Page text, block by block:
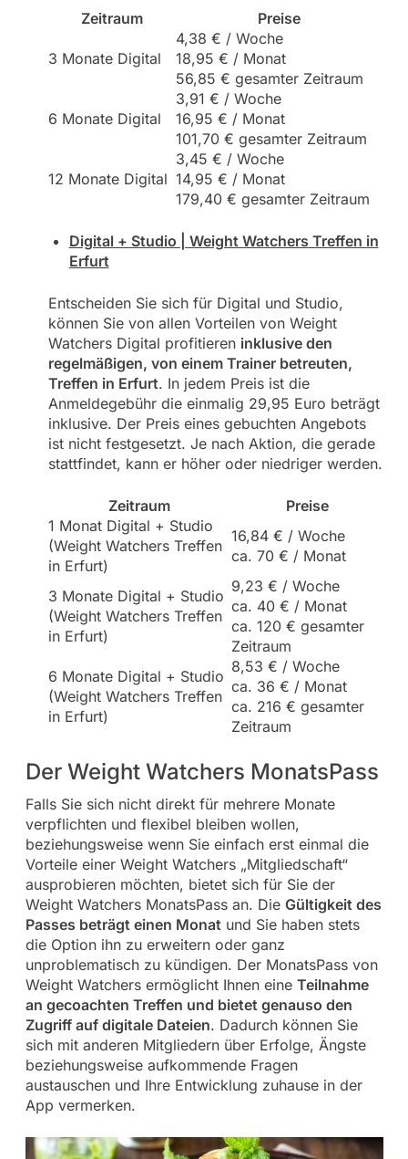
Zeitraum Preise
3 Monate Digital
4,38 € / Woche
18,95 € / Monat
56,85 € gesamter Zeitraum
6 Monate Digital
3,91 € / Woche
16,95 € / Monat
101,70 € gesamter Zeitraum
12 Monate Digital
3,45 € / Woche
14,95 € / Monat
179,40 € gesamter Zeitraum
Digital + Studio | Weight Watchers Treffen in
Erfurt
Entscheiden Sie sich für Digital und Studio,
können Sie von allen Vorteilen von Weight
Watchers Digital profitieren inklusive den
regelmäßigen, von einem Trainer betreuten,
Treffen in Erfurt. In jedem Preis ist die
Anmeldegebühr die einmalig 29,95 Euro beträgt
inklusive. Der Preis eines gebuchten Angebots
ist nicht festgesetzt. Je nach Aktion, die gerade
stattfindet, kann er höher oder niedriger werden.
Zeitraum
Preise
1 Monat Digital + Studio
(Weight Watchers Treffen
in Erfurt)
16,84 € / Woche
ca. 70 € / Monat
3 Monate Digital + Studio
(Weight Watchers Treffen
in Erfurt)
9,23 € / Woche
ca. 40 € / Monat
ca. 120 € gesamter
Zeitraum
6 Monate Digital + Studio
(Weight Watchers Treffen
in Erfurt)
8,53 € / Woche
ca. 36 € / Monat
ca. 216 € gesamter
Zeitraum
Der Weight Watchers MonatsPass
Falls Sie sich nicht direkt für mehrere Monate
verpflichten und flexibel bleiben wollen,
beziehungsweise wenn Sie einfach erst einmal die
Vorteile einer Weight Watchers „Mitgliedschaft“
ausprobieren möchten, bietet sich für Sie der
Weight Watchers MonatsPass an. Die Gültigkeit des
Passes beträgt einen Monat und Sie haben stets
die Option ihn zu erweitern oder ganz
unproblematisch zu kündigen. Der MonatsPass von
Weight Watchers ermöglicht Ihnen eine Teilnahme
an gecoachten Treffen und bietet genauso den
Zugriff auf digitale Dateien. Dadurch können Sie
sich mit anderen Mitgliedern über Erfolge, Ängste
beziehungsweise aufkommende Fragen
austauschen und Ihre Entwicklung zuhause in der
App vermerken.